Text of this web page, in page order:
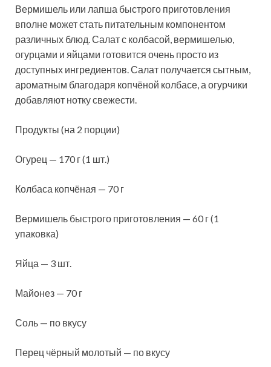
Вермишель или лапша быстрого приготовления
вполне может стать питательным компонентом
различных блюд. Салат с колбасой, вермишелью,
огурцами и яйцами готовится очень просто из
доступных ингредиентов. Салат получается сытным,
ароматным благодаря копчёной колбасе, а огурчики
добавляют нотку свежести.
Продукты (на 2 порции)
Огурец — 170 г (1 шт.)
Колбаса копчёная — 70 г
Вермишель быстрого приготовления — 60 г (1
упаковка)
Яйца — 3 шт.
Майонез — 70 г
Соль — по вкусу
Перец чёрный молотый — по вкусу